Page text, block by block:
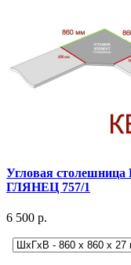
Угловая столешница
ГЛЯНЕЦ 757/1
6 500 р.